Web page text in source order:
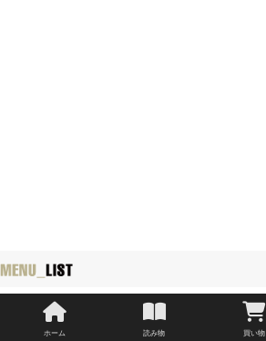
ホーム 読み物 買い物